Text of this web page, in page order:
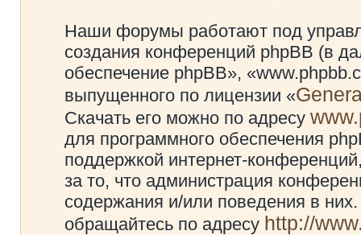
Наши форумы работают под
создания конференций phpBB (в
обеспечение phpBB»,
выпущенного по лицензии «
Скачать его можно по адресу
для программного обеспечения
поддержкой интернет-
за то, что администрация
содержания и/или поведения в
обращайтесь по адресу http://